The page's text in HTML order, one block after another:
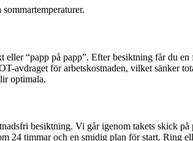
“papp på papp”. Efter besiktning får du
avdraget för arbetskostnaden, vilket sänker
optimala.
besiktning. Vi går igenom takets skick
timmar och en smidig plan för start. Ring